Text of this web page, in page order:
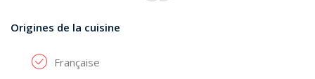
Origines de la cuisine
Française